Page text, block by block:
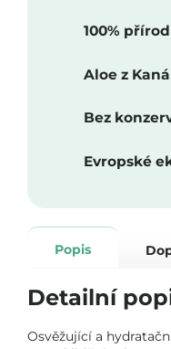
100%
Aloe z
Bez
Evropské
Popis
Detailní
Osvěžující a